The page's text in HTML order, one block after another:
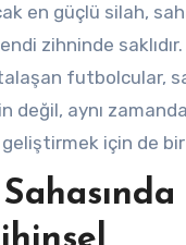
en güçlü silah,
zihninde
futbolcular,
değil, aynı
için de